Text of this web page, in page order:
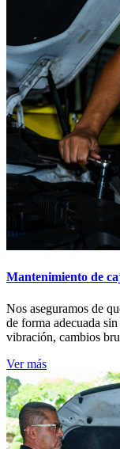
Mantenimiento de
Nos aseguramos de
de forma adecuada
vibración, cambios
Ver más